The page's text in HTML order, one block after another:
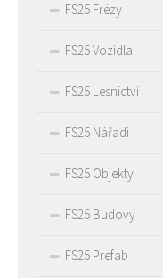
FS25 Frézy
FS25 Vozidla
FS25 Lesnictví
FS25 Nářadí
FS25 Objekty
FS25 Budovy
FS25 Prefab